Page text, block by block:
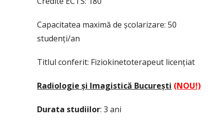
Capacitatea maximă de școlarizare: 50
studenți/an
Titlul conferit: Fiziokinetoterapeut licențiat
Radiologie și Imagistică București (NOU!)
Durata studiilor: 3 ani